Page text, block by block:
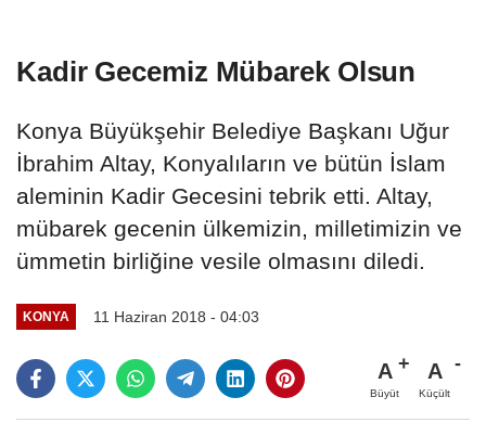
Kadir Gecemiz Mübarek Olsun
Konya Büyükşehir Belediye Başkanı Uğur
İbrahim Altay, Konyalıların ve bütün İslam
aleminin Kadir Gecesini tebrik etti. Altay,
mübarek gecenin ülkemizin, milletimizin ve
ümmetin birliğine vesile olmasını diledi.
KONYA 11 Haziran 2018 - 04:03
A
Büyüt
A
Küçült